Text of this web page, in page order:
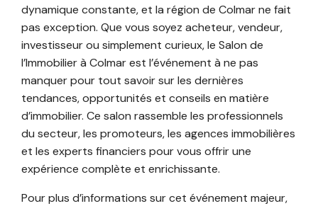
dynamique constante, et la région de Colmar ne fait
pas exception. Que vous soyez acheteur, vendeur,
investisseur ou simplement curieux, le Salon de
l’Immobilier à Colmar est l’événement à ne pas
manquer pour tout savoir sur les dernières
tendances, opportunités et conseils en matière
d’immobilier. Ce salon rassemble les professionnels
du secteur, les promoteurs, les agences immobilières
et les experts financiers pour vous offrir une
expérience complète et enrichissante.
Pour plus d’informations sur cet événement majeur,